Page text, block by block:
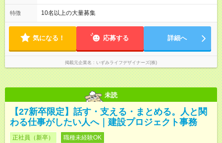
憩1時間） ＜シフト例＞ 早番 9:30～18:30／遅番 10:00～
19:00（※店舗により異なります） 残業はほとんどありません！
家庭での時間も大切にしながら無理なく続けられます◎
特徴 10名以上の大量募集
気になる！ 応募する 詳細へ
掲載元企業名 いずみライフデザイナーズ(株)
未読
【27新卒限定】話す・支える・まとめる。人と関
わる仕事がしたい人へ｜建設プロジェクト事務
正社員（新卒） 職種未経験OK